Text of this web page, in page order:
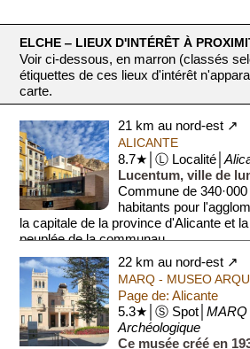
ELCHE ‒ LIEUX D'INTÉRÊT À
Voir ci-dessous, en marron (classés
étiquettes de ces lieux d'intérêt
carte.
21 km au nord-est ↗
ALICANTE
8.7★│Ⓛ Localité│
Lucentum, ville de
Commune de
habitants pour
la capitale de la province d'Alicante et
peuplée de la communau...
22 km au nord-est ↗
MARQ - MUSEO
Page de: Alicante
5.3★│Ⓢ Spot│MARQ
Archéologique
Ce musée créé en